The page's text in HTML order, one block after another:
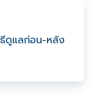
ดูแลก่อน-หลัง